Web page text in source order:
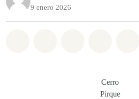
9 enero 2026
Cerro
Pirque